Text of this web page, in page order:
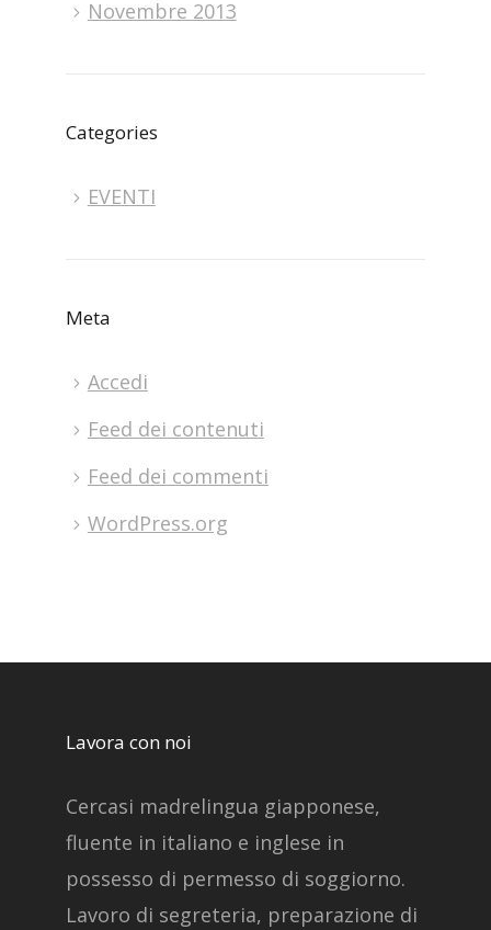
Novembre 2013
Categories
EVENTI
Meta
Accedi
Feed dei contenuti
Feed dei commenti
WordPress.org
Lavora con noi
Cercasi madrelingua giapponese,
fluente in italiano e inglese in
possesso di permesso di soggiorno.
Lavoro di segreteria, preparazione di